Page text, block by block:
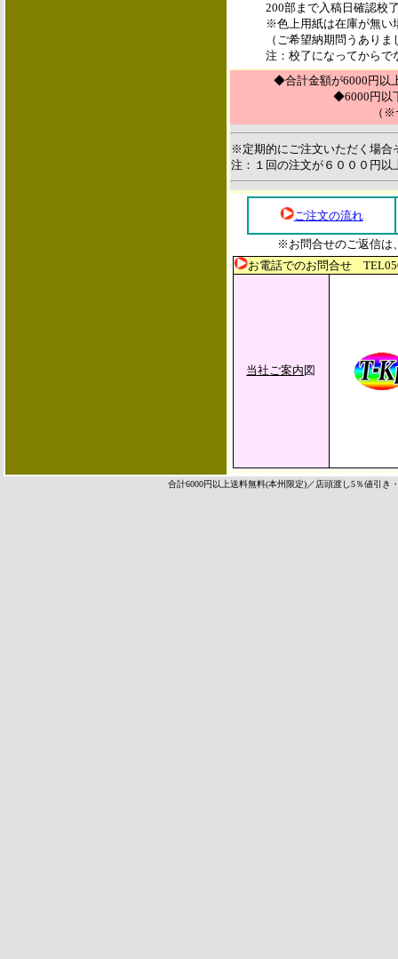
200部まで入稿日確認校
※色上用紙は在庫が無い
（ご希望納期問うあり
注：校了になってからで
◆合計金額が6000円以
◆6000円以
（
※定期的にご注文いただく場合
注：１回の注文が６０００円以
ご注文の流れ
※お問合せのご返信は
お電話でのお問合せ
当社ご案内 図
合計6000円以上送料無料(本州限定)／店頭渡し5％値引